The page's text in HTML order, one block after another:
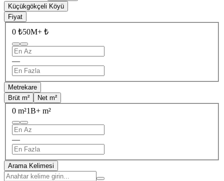
Küçükgökçeli Köyü
Fiyat
0 ₺50M+ ₺
—
Metrekare
Brüt m²
Net m²
0 m²1B+ m²
—
Arama Kelimesi